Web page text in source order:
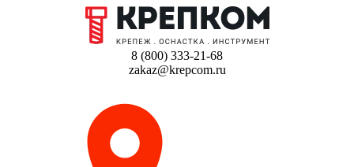
8 (800) 333-21-68
zakaz@krepcom.ru